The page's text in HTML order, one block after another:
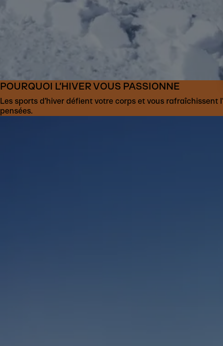
POURQUOI L’HIVER VOUS PASSIONNE
Les sports d’hiver défient votre corps et vous
pensées.